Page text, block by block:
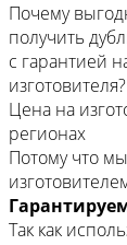
Почему
получить
с гарантией
изготовителя?
Цена на
регионах
Потому что
Так как